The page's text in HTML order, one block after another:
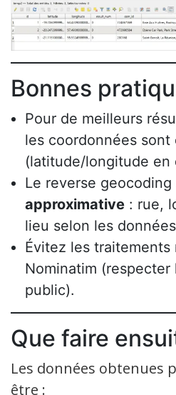
Bonnes
Pour de meilleurs
les coordonnées sont
(latitude/longitude en
Le reverse
approximative : rue,
lieu selon les
Évitez les traitements
Nominatim (respecter
public).
Que faire
Les données obtenues
être :